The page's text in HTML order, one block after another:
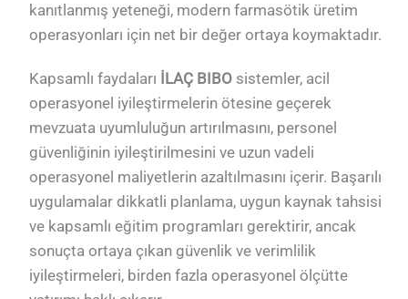
kanıtlanmış yeteneği, modern farmasötik üretim
operasyonları için net bir değer ortaya koymaktadır.
Kapsamlı faydaları İLAÇ BIBO sistemler, acil
operasyonel iyileştirmelerin ötesine geçerek
mevzuata uyumluluğun artırılmasını, personel
güvenliğinin iyileştirilmesini ve uzun vadeli
operasyonel maliyetlerin azaltılmasını içerir. Başarılı
uygulamalar dikkatli planlama, uygun kaynak tahsisi
ve kapsamlı eğitim programları gerektirir, ancak
sonuçta ortaya çıkan güvenlik ve verimlilik
iyileştirmeleri, birden fazla operasyonel ölçütte